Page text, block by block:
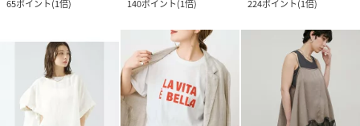
65ポイント(1倍) 140ポイント(1倍) 224ポイント(1倍)